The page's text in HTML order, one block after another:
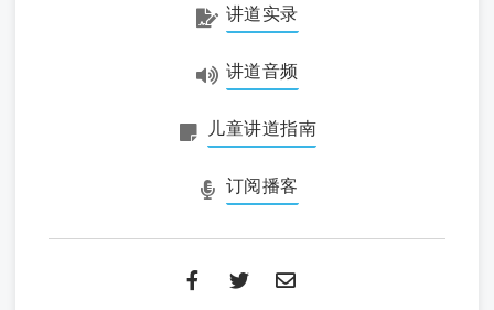
讲道实录
讲道音频
儿童讲道指南
订阅播客